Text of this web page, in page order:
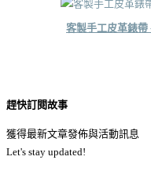
客製手工皮革錶帶
趕快訂閱故事
獲得最新文章發佈與活動訊息
Let's stay updated!